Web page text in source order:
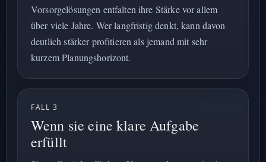
Vorsorgelösungen entfalten ihre Stärke vor allem
über viele Jahre. Wer langfristig denkt, kann davon
deutlich stärker profitieren als jemand mit sehr
kurzem Planungshorizont.
FALL 3
Wenn sie eine klare Aufgabe
erfüllt